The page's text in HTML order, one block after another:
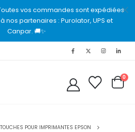
vos commandes sont expédiées
nos partenaires : Purolator, UPS et
Canpar. 🚚✨
0
POUR IMPRIMANTES EPSON